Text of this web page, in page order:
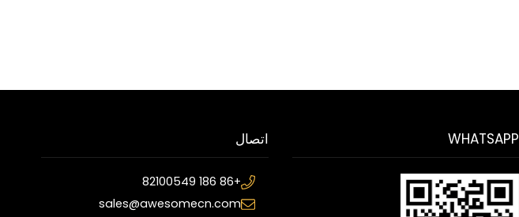
WHATSAPP اتصال
+86 186 82100549
sales@awesomecn.com